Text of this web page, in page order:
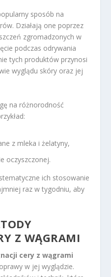
sposób na
Działają one poprzez
zgromadzonych w
podczas odrywania
tych produktów przynosi
wyglądu skóry oraz jej
na różnorodność
z mleka i żelatyny,
oczyszczonej.
ich stosowanie
raz w tygodniu, aby
Z WĄGRAMI
cery z wągrami
w jej wyglądzie.